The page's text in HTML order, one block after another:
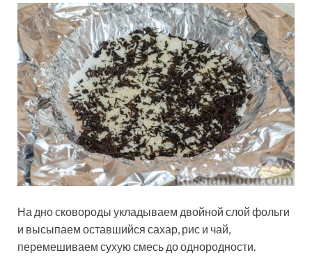
На дно сковороды укладываем двойной слой фольги
и высыпаем оставшийся сахар, рис и чай,
перемешиваем сухую смесь до однородности.